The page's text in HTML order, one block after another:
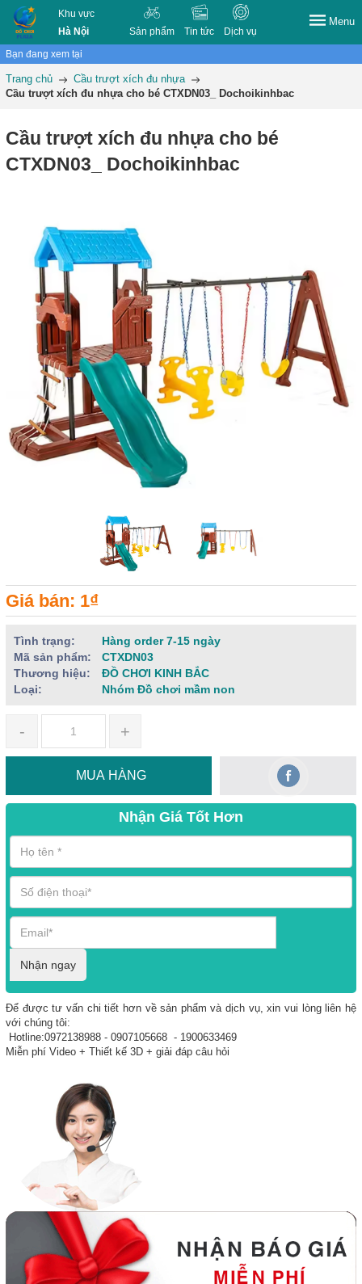
Khu vực
Hà Nội
Sản phẩm Tin tức Dịch vụ
Menu
Bạn đang xem tại
Trang chủ
Cầu trượt xích đu nhựa
Cầu trượt xích đu nhựa cho bé CTXDN03_ Dochoikinhbac
Cầu trượt xích đu nhựa cho bé
CTXDN03_ Dochoikinhbac
Giá bán: 1₫
Tình trạng:
Hàng order 7-15 ngày
Mã sản phẩm:
CTXDN03
Thương hiệu:
ĐỒ CHƠI KINH BẮC
Loại:
Nhóm Đồ chơi mầm non
- +
MUA HÀNG
Nhận Giá Tốt Hơn
Nhận ngay
Để được tư vấn chi tiết hơn về sản phẩm và dịch vụ, xin vui lòng liên hệ
với chúng tôi:
Hotline:0972138988 - 0907105668 - 1900633469
Miễn phí Video + Thiết kế 3D + giải đáp câu hỏi